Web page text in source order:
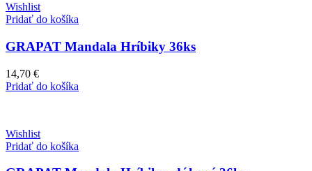
Wishlist
Pridať do košíka
GRAPAT Mandala Hríbiky 36ks
14,70 €
Pridať do košíka
Wishlist
Pridať do košíka